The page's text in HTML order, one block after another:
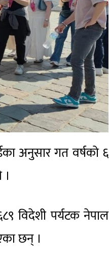
अनुसार गत वर्षको ६
विदेशी पर्यटक नेपाल
छन् ।